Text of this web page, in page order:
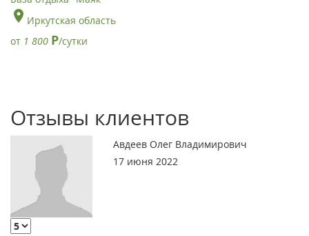
Иркутская область
от 1 800 Р/сутки
Отзывы клиентов
Авдеев Олег Владимирович
17 июня 2022